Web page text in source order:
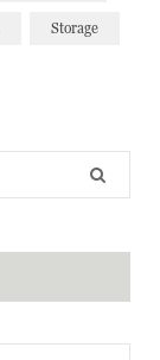
Storage